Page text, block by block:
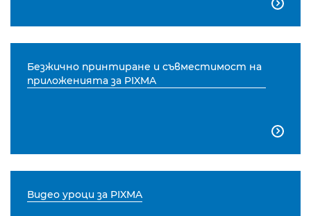

Безжично принтиране и съвместимост на
приложенията за PIXMA

Видео уроци за PIXMA